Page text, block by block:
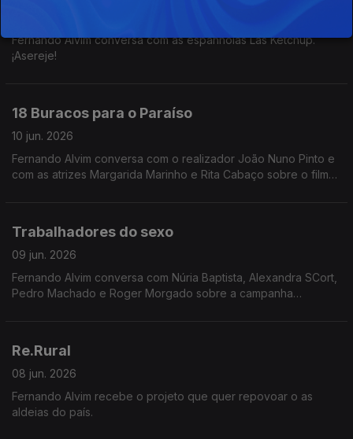
Fernando Alvim conversa com as espanholas Las Ketchup.
¡Asereje!
18 Buracos para o Paraíso
10 jun. 2026
Fernando Alvim conversa com o realizador João Nuno Pinto e
com as atrizes Margarida Marinho e Rita Cabaço sobre o filme
Trabalhadores do sexo
09 jun. 2026
Fernando Alvim conversa com Núria Baptista, Alexandra SCort,
Pedro Machado e Roger Morgado sobre a campanha
Re.Rural
08 jun. 2026
Fernando Alvim recebe o projeto que quer repovoar o as
aldeias do país.